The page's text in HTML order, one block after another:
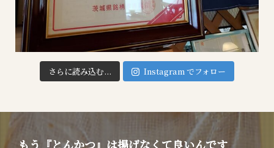
さらに読み込む... Instagram でフォロー
もう『とんかつ』は揚げなくて良いんです